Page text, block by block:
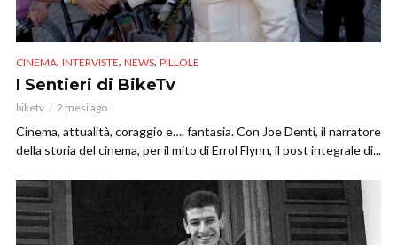
CINEMA, INTERVISTE, NEWS, PILLOLE
I Sentieri di BikeTv
biketv 2 mesi ago
Cinema, attualità, coraggio e…. fantasia. Con Joe Denti, il narratore
della storia del cinema, per il mito di Errol Flynn, il post integrale di...